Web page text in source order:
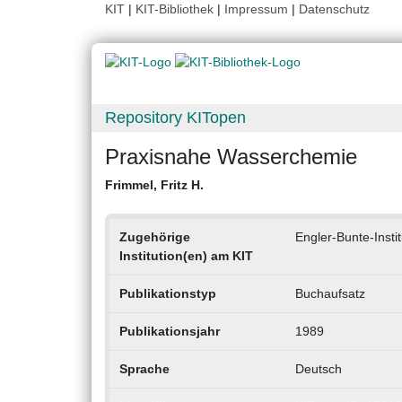
KIT | KIT-Bibliothek | Impressum | Datenschutz
Repository KITopen
Praxisnahe Wasserchemie
Frimmel, Fritz H.
Zugehörige
Institution(en) am KIT
Engler-Bunte-
Publikationstyp Buchaufsatz
Publikationsjahr 1989
Sprache Deutsch